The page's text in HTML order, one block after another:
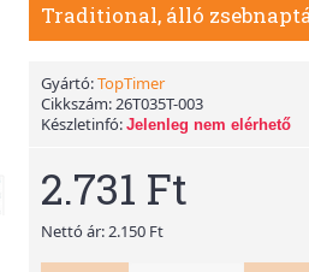
Traditional, álló
Gyártó:TopTimer
Cikkszám:26T035T-003
Készletinfó: Jelenleg nem elérhető
2.731 Ft
Nettó ár: 2.150 Ft